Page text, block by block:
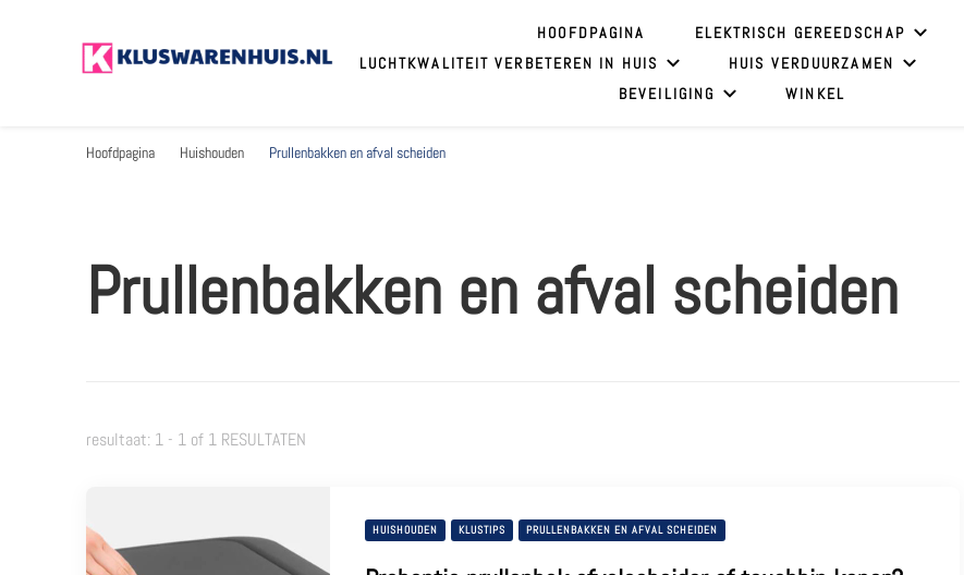
HOOFDPAGINA
ELEKTRISCH GEREEDSCHAP
LUCHTKWALITEIT VERBETEREN IN HUIS
HUIS VERDUURZAMEN
BEVEILIGING
WINKEL
Hoofdpagina Huishouden Prullenbakken en afval scheiden
Prullenbakken en afval scheiden
resultaat: 1 - 1 of 1 RESULTATEN
HUISHOUDEN KLUSTIPS PRULLENBAKKEN EN AFVAL SCHEIDEN